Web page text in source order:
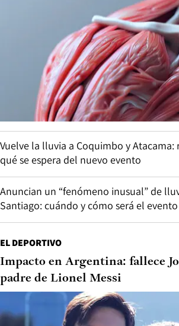
Vuelve la lluvia a Coquimbo y Atacama:
qué se espera del nuevo evento
Anuncian un “fenómeno inusual” de
Santiago: cuándo y cómo será el evento
EL DEPORTIVO
Impacto en Argentina: fallece
padre de Lionel Messi